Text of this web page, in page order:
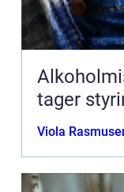
Alkoholmisbrug
tager
Viola